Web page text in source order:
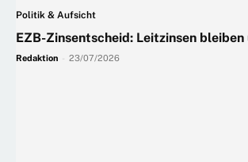
Politik & Aufsicht
EZB-Zinsentscheid: Leitzinsen
Redaktion 23/07/2026